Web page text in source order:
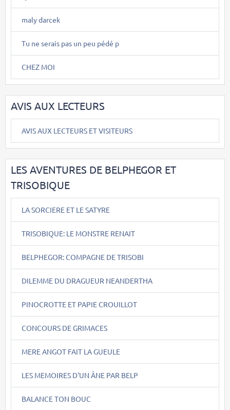
maly darcek
Tu ne serais pas un peu pédé p
CHEZ MOI
AVIS AUX LECTEURS
AVIS AUX LECTEURS ET VISITEURS
LES AVENTURES DE BELPHEGOR ET
TRISOBIQUE
LA SORCIERE ET LE SATYRE
TRISOBIQUE: LE MONSTRE RENAIT
BELPHEGOR: COMPAGNE DE TRISOBI
DILEMME DU DRAGUEUR NEANDERTHA
PINOCROTTE ET PAPIE CROUILLOT
CONCOURS DE GRIMACES
MERE ANGOT FAIT LA GUEULE
LES MEMOIRES D'UN ÂNE PAR BELP
BALANCE TON BOUC